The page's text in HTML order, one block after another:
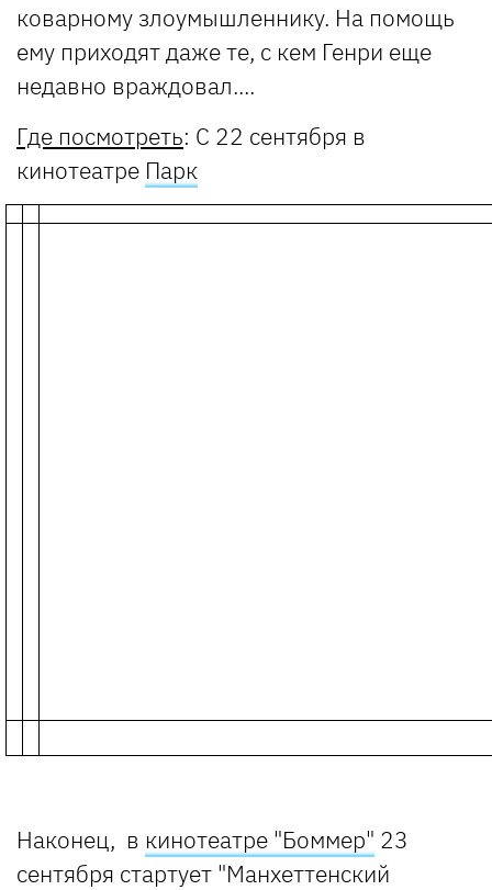
коварному злоумышленнику. На помощь
ему приходят даже те, с кем Генри еще
недавно враждовал....
Где посмотреть: С 22 сентября в
кинотеатре Парк
Наконец, в кинотеатре "Боммер" 23
сентября стартует "Манхеттенский